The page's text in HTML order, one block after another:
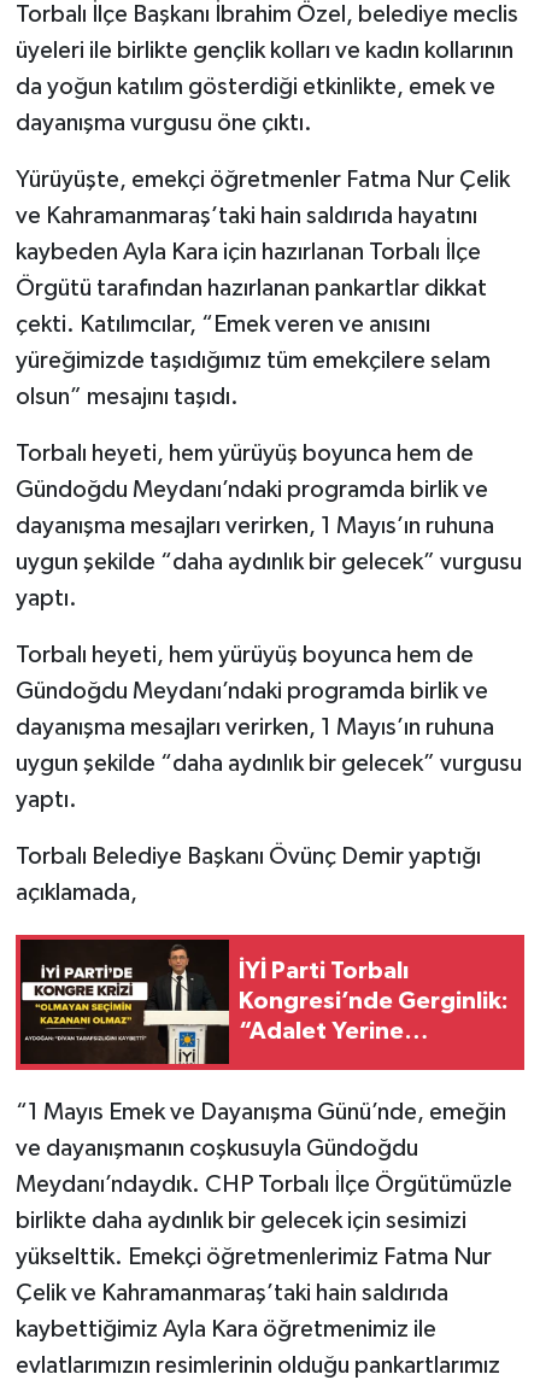
Torbalı İlçe Başkanı İbrahim Özel, belediye meclis
üyeleri ile birlikte gençlik kolları ve kadın kollarının
da yoğun katılım gösterdiği etkinlikte, emek ve
dayanışma vurgusu öne çıktı.
Yürüyüşte, emekçi öğretmenler Fatma Nur Çelik
ve Kahramanmaraş’taki hain saldırıda hayatını
kaybeden Ayla Kara için hazırlanan Torbalı İlçe
Örgütü tarafından hazırlanan pankartlar dikkat
çekti. Katılımcılar, “Emek veren ve anısını
yüreğimizde taşıdığımız tüm emekçilere selam
olsun” mesajını taşıdı.
Torbalı heyeti, hem yürüyüş boyunca hem de
Gündoğdu Meydanı’ndaki programda birlik ve
dayanışma mesajları verirken, 1 Mayıs’ın ruhuna
uygun şekilde “daha aydınlık bir gelecek” vurgusu
yaptı.
Torbalı heyeti, hem yürüyüş boyunca hem de
Gündoğdu Meydanı’ndaki programda birlik ve
dayanışma mesajları verirken, 1 Mayıs’ın ruhuna
uygun şekilde “daha aydınlık bir gelecek” vurgusu
yaptı.
Torbalı Belediye Başkanı Övünç Demir yaptığı
açıklamada,
İYİ Parti Torbalı
Kongresi’nde Gerginlik:
“Adalet Yerine
“1 Mayıs Emek ve Dayanışma Günü’nde, emeğin
ve dayanışmanın coşkusuyla Gündoğdu
Meydanı’ndaydık. CHP Torbalı İlçe Örgütümüzle
birlikte daha aydınlık bir gelecek için sesimizi
yükselttik. Emekçi öğretmenlerimiz Fatma Nur
Çelik ve Kahramanmaraş’taki hain saldırıda
kaybettiğimiz Ayla Kara öğretmenimiz ile
evlatlarımızın resimlerinin olduğu pankartlarımız